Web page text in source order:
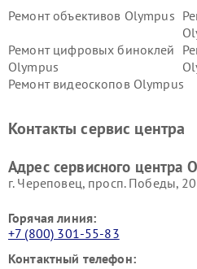
Ремонт объективов Olympus
Ремонт цифровых биноклей
Olympus
Ремонт видеоскопов Olympus
Контакты сервис центра
Адрес сервисного центра
г. Череповец, просп. Победы,
Горячая линия:
+7 (800) 301-55-83
Контактный телефон: